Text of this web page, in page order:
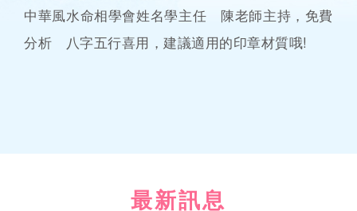
中華風水命相學會姓名學主任 陳老師主持，免費
分析 八字五行喜用，建議適用的印章材質哦!
最新訊息